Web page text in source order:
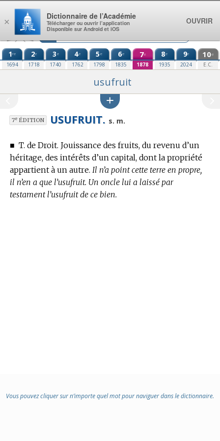
Aller au contenu
1re
1694
2e
1718
3e
1740
4e
1762
5e
1798
6e
1835
7e
1878
8e
1935
9e
2024
10e
E.C.
usufruit
7eÉDITION USUFRUIT. s. m.
■ T. de Droit. Jouissance des fruits, du revenu d’un
héritage, des intérêts d’un capital, dont la propriété
appartient à un autre. Il n’a point cette terre en propre,
il n’en a que l’usufruit. Un oncle lui a laissé par
testament l’usufruit de ce bien.
Vous pouvez cliquer sur n’importe quel mot pour naviguer dans le dictionnaire.
×
Dictionnaire de l’Académie
Télécharger ou ouvrir l’application
Disponible sur Android et iOS
OUVRIR